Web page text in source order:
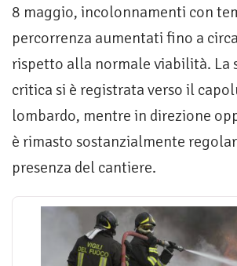
8 maggio, incolonnamenti con
percorrenza aumentati fino a
rispetto alla normale viabilità. La
critica si è registrata verso il
lombardo, mentre in direzione
è rimasto sostanzialmente
presenza del cantiere.